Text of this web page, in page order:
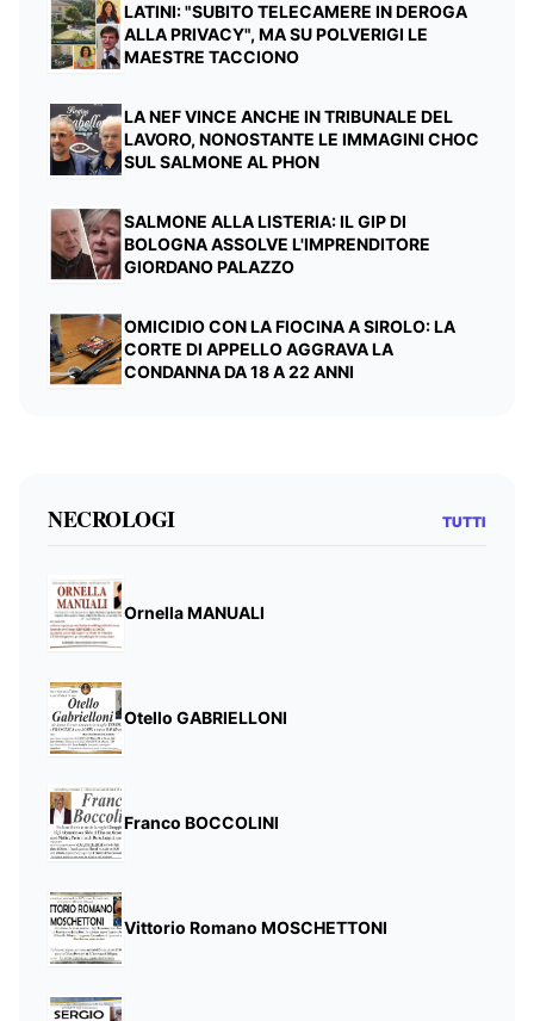
LATINI: "SUBITO TELECAMERE IN DEROGA
ALLA PRIVACY", MA SU POLVERIGI LE
MAESTRE TACCIONO
LA NEF VINCE ANCHE IN TRIBUNALE DEL
LAVORO, NONOSTANTE LE IMMAGINI CHOC
SUL SALMONE AL PHON
SALMONE ALLA LISTERIA: IL GIP DI
BOLOGNA ASSOLVE L'IMPRENDITORE
GIORDANO PALAZZO
OMICIDIO CON LA FIOCINA A SIROLO: LA
CORTE DI APPELLO AGGRAVA LA
CONDANNA DA 18 A 22 ANNI
NECROLOGI TUTTI
Ornella MANUALI
Otello GABRIELLONI
Franco BOCCOLINI
Vittorio Romano MOSCHETTONI